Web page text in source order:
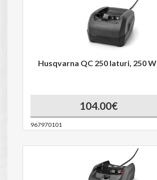
Husqvarna QC 250 laturi, 250 W
104.00€
967970101